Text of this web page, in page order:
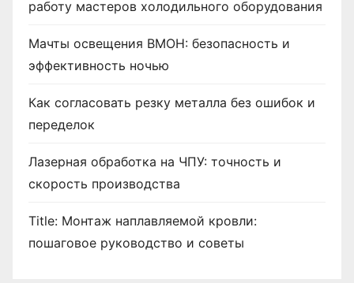
работу мастеров холодильного оборудования
Мачты освещения ВМОН: безопасность и
эффективность ночью
Как согласовать резку металла без ошибок и
переделок
Лазерная обработка на ЧПУ: точность и
скорость производства
Title: Монтаж наплавляемой кровли:
пошаговое руководство и советы